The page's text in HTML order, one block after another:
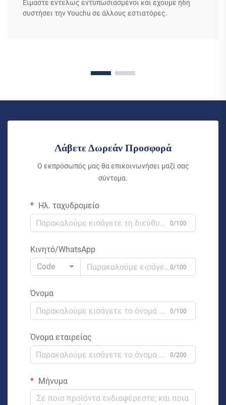
Είμαστε εντελώς εντυπωσιασμένοι και έχουμε ήδη
συστήσει την Youchu σε άλλους εστιατόρες.
Λάβετε Δωρεάν Προσφορά
Ο εκπρόσωπός μας θα επικοινωνήσει μαζί σας
σύντομα.
Ηλ. ταχυδρομείο
0/100
Κινητό/WhatsApp
Code
0/100
Όνομα
0/100
Όνομα εταιρείας
0/200
Μήνυμα